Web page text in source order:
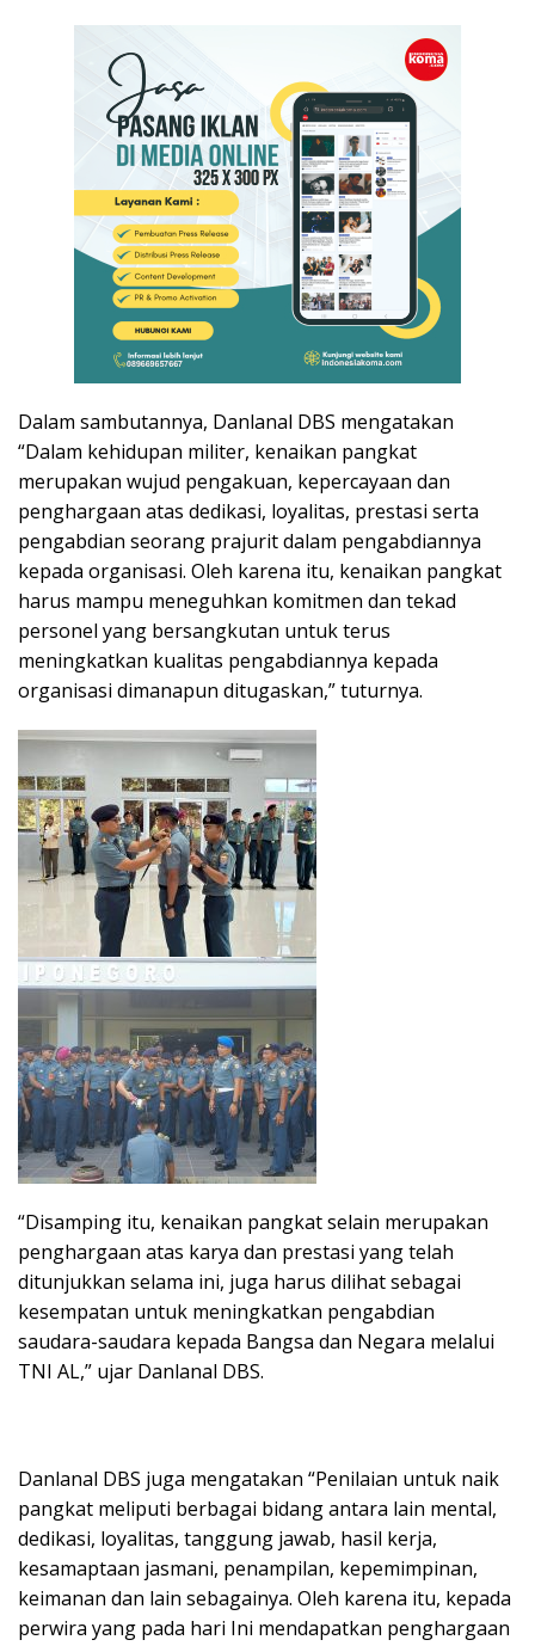
Dalam sambutannya, Danlanal DBS mengatakan
“Dalam kehidupan militer, kenaikan pangkat
merupakan wujud pengakuan, kepercayaan dan
penghargaan atas dedikasi, loyalitas, prestasi serta
pengabdian seorang prajurit dalam pengabdiannya
kepada organisasi. Oleh karena itu, kenaikan pangkat
harus mampu meneguhkan komitmen dan tekad
personel yang bersangkutan untuk terus
meningkatkan kualitas pengabdiannya kepada
organisasi dimanapun ditugaskan,” tuturnya.
“Disamping itu, kenaikan pangkat selain merupakan
penghargaan atas karya dan prestasi yang telah
ditunjukkan selama ini, juga harus dilihat sebagai
kesempatan untuk meningkatkan pengabdian
saudara-saudara kepada Bangsa dan Negara melalui
TNI AL,” ujar Danlanal DBS.
Danlanal DBS juga mengatakan “Penilaian untuk naik
pangkat meliputi berbagai bidang antara lain mental,
dedikasi, loyalitas, tanggung jawab, hasil kerja,
kesamaptaan jasmani, penampilan, kepemimpinan,
keimanan dan lain sebagainya. Oleh karena itu, kepada
perwira yang pada hari Ini mendapatkan penghargaan